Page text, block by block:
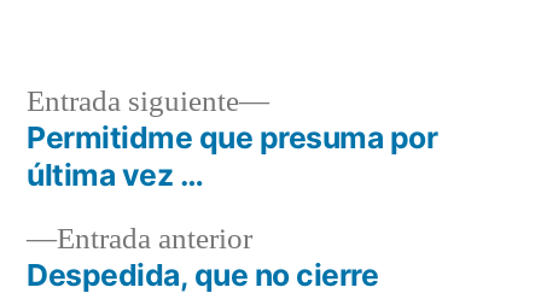
Navegación
entradas
Entrada anteriorEntrada
anterior:
Despedida, que no cierre
Entrada siguiente
Entrada
siguiente:
Permitidme que presuma por
última vez …